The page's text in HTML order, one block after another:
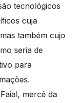
tecnológicos
cuja
também cujo
seria de
para
mercê da